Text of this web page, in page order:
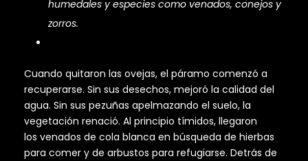
humedales y especies como venados, conejos y
zorros.
Cuando quitaron las ovejas, el páramo comenzó a
recuperarse. Sin sus desechos, mejoró la calidad del
agua. Sin sus pezuñas apelmazando el suelo, la
vegetación renació. Al principio tímidos, llegaron
los venados de cola blanca en búsqueda de hierbas
para comer y de arbustos para refugiarse. Detrás de